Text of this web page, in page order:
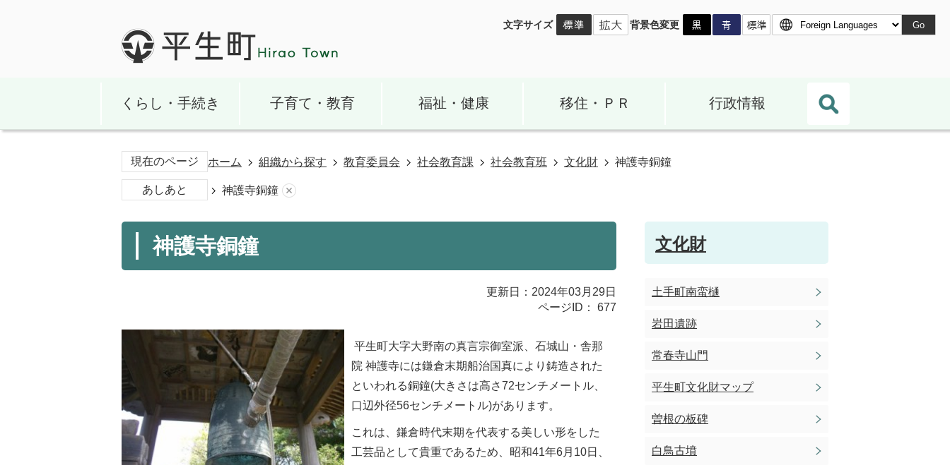
文字サイズ 背景色変更 Go
くらし・手続き 子育て・教育 福祉・健康 移住・ＰＲ 行政情報
現在のページ ホーム 組織から探す 教育委員会 社会教育課 社会教育班 文化財 神護寺銅鐘
あしあと 神護寺銅鐘
神護寺銅鐘
更新日：2024年03月29日
ページID：
677
平生町大字大野南の真言宗御室派、石城山・舎那
院 神護寺には鎌倉末期船治国真により鋳造された
といわれる銅鐘(大きさは高さ72センチメートル、
口辺外径56センチメートル)があります。
これは、鎌倉時代末期を代表する美しい形をした
工芸品として貴重であるため、昭和41年6月10日、
文化財
土手町南蛮樋
岩田遺跡
常春寺山門
平生町文化財マップ
曽根の板碑
白鳥古墳